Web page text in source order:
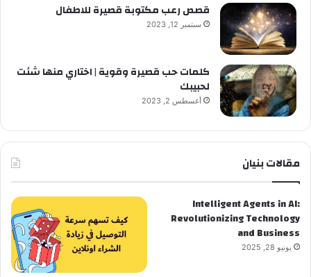
قصص رعب مكتوبة قصيرة للاطفال
سبتمبر 12, 2023
كلمات حب قصيرة وقوية | اختاري منها شئت
لحبيبك
أغسطس 2, 2023
مقالات بنيان
Intelligent Agents in AI:
Revolutionizing Technology
and Business
يونيو 28, 2025